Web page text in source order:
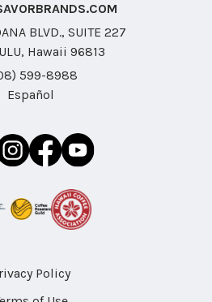
BLVD., SUITE 227
Hawaii 96813
599-8988
Español
Policy